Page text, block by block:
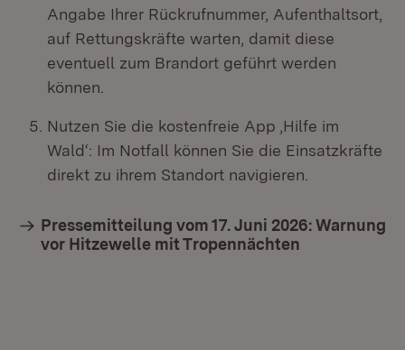
Angabe Ihrer Rückrufnummer, Aufenthaltsort,
auf Rettungskräfte warten, damit diese
eventuell zum Brandort geführt werden
können.
Nutzen Sie die kostenfreie App ,Hilfe im
Wald‘: Im Notfall können Sie die Einsatzkräfte
direkt zu ihrem Standort navigieren.
Pressemitteilung vom 17. Juni 2026: Warnung
vor Hitzewelle mit Tropennächten